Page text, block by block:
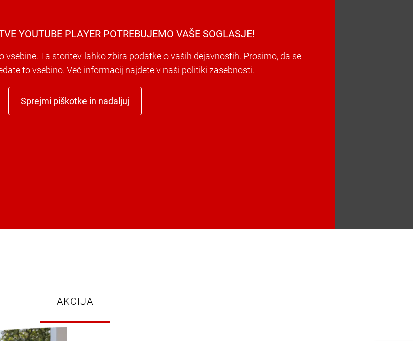
YOUTUBE PLAYER POTREBUJEMO VAŠE SOGLASJE!
Ta storitev lahko zbira podatke o vaših dejavnostih. Prosimo, da se
to vsebino. Več informacij najdete v naši politiki zasebnosti.
Sprejmi piškotke in nadaljuj
AKCIJA